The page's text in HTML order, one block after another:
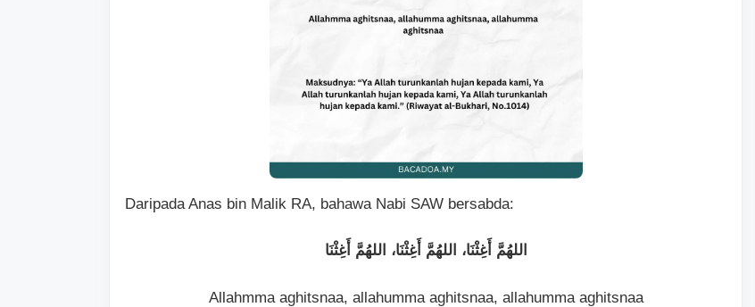
Daripada Anas bin Malik RA, bahawa Nabi SAW bersabda:
اللهُمَّ أَغِثْنَا، اللهُمَّ أَغِثْنَا، اللهُمَّ أَغِثْنَا
Allahmma aghitsnaa, allahumma aghitsnaa, allahumma aghitsnaa